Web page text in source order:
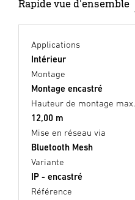
Rapide vue d'ensemble
Applications
Intérieur
Montage
Montage encastré
Hauteur de montage max.
12,00 m
Mise en réseau via
Bluetooth Mesh
Variante
IP - encastré
Référence